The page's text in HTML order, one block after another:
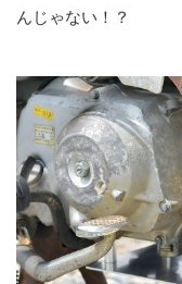
んじゃない！？